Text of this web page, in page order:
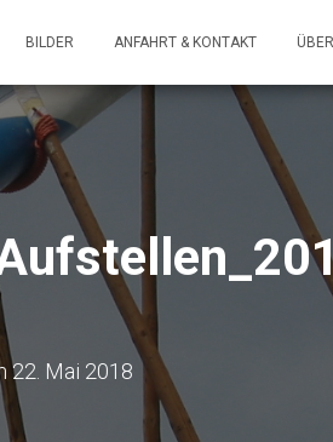
BILDER ANFAHRT & KONTAKT
22. Mai 2018